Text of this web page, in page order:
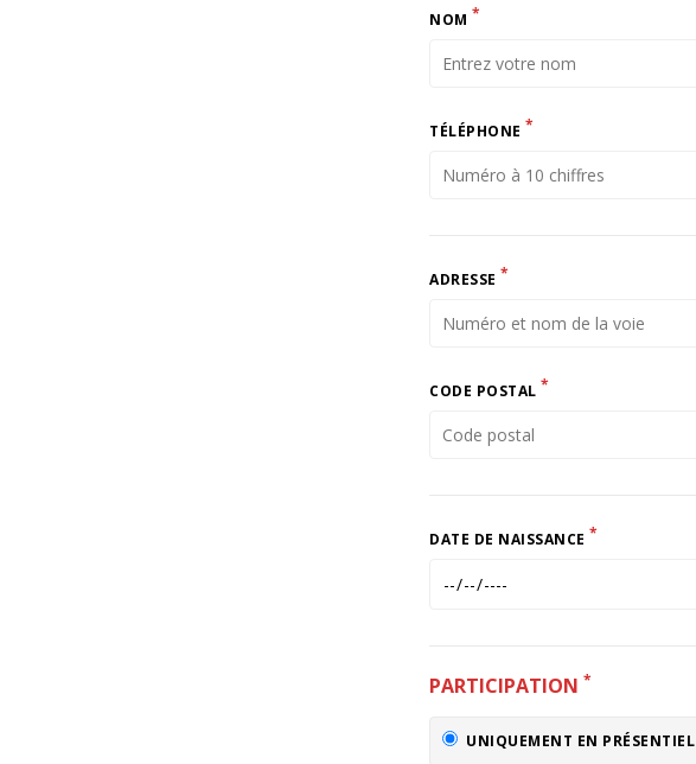
NOM *
TÉLÉPHONE *
ADRESSE *
CODE POSTAL *
DATE DE NAISSANCE *
PARTICIPATION *
UNIQUEMENT EN PRÉSENTIEL